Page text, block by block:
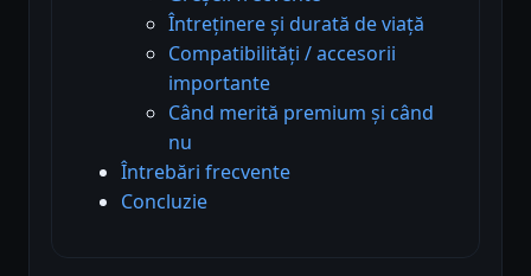
Întreținere și durată de viață
Compatibilități / accesorii
importante
Când merită premium și când
nu
Întrebări frecvente
Concluzie